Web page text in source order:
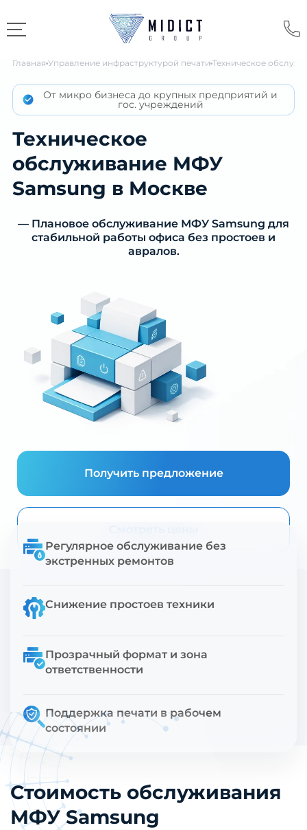
Главная Управление инфраструктурой печати Техническое
От микро бизнеса до крупных предприятий и
гос. учреждений
Техническое
обслуживание МФУ
Samsung в Москве
— Плановое обслуживание МФУ Samsung для
стабильной работы офиса без простоев и
авралов.
Получить предложение
Регулярное обслуживание без
экстренных ремонтов
Снижение простоев техники
Прозрачный формат и зона
ответственности
Поддержка печати в рабочем
состоянии
Стоимость обслуживания
МФУ Samsung